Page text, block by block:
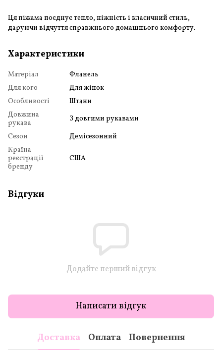
Ця піжама поєднує тепло, ніжність і класичний стиль,
даруючи відчуття справжнього домашнього комфорту.
Характеристики
Матеріал
Фланель
Для кого
Для жінок
Особливості
Штани
Довжина
рукава
З довгими рукавами
Сезон
Демісезонний
Країна
реєстрації
бренду
США
Відгуки
Додайте перший відгук
Написати відгук
Доставка Оплата Повернення